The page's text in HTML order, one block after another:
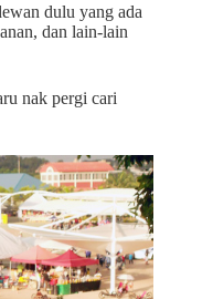
dulu yang ada
dan lain-lain
nak pergi cari